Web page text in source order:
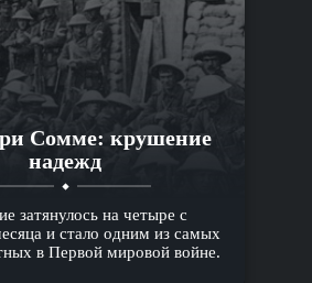
Сомме: крушение
надежд
затянулось на четыре с
и стало одним из самых
в Первой мировой войне.